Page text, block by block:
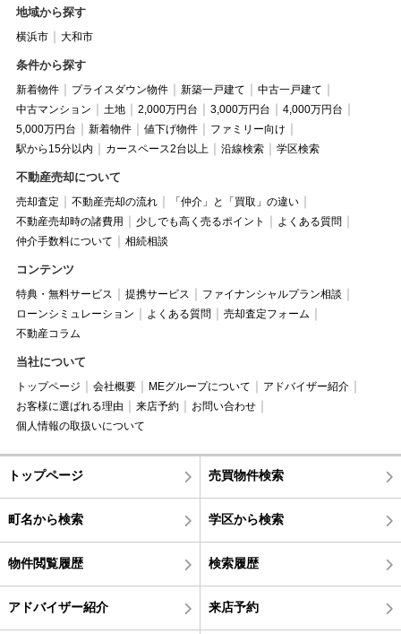
地域から探す
横浜市 大和市
条件から探す
新着物件 プライスダウン物件 新築一戸建て
中古一戸建て
中古マンション
土地 2,000万円台 3,000万円台
4,000万円台
5,000万円台
新着物件 値下げ物件
ファミリー向け
駅から15分以内
カースペース2台以上 沿線検索 学区検索
不動産売却について
売却査定 不動産売却の流れ
「仲介」と「買取」の違い
不動産売却時の諸費用
少しでも高く売るポイント
よくある質問
仲介手数料について
相続相談
コンテンツ
特典・無料サービス 提携サービス
ファイナンシャルプラン相談
ローンシミュレーション
よくある質問
売却査定フォーム
不動産コラム
当社について
トップページ 会社概要 MEグループについて
アドバイザー紹介
お客様に選ばれる理由
来店予約
お問い合わせ
個人情報の取扱いについて
トップページ 売買物件検索
町名から検索 学区から検索
物件閲覧履歴 検索履歴
アドバイザー紹介 来店予約